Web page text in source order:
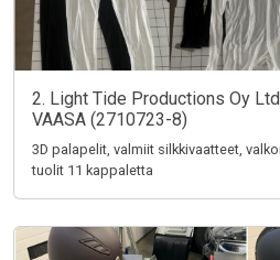
2. Light Tide Productions Oy
VAASA (2710723-8)
3D palapelit, valmiit silkkivaatteet,
tuolit 11 kappaletta